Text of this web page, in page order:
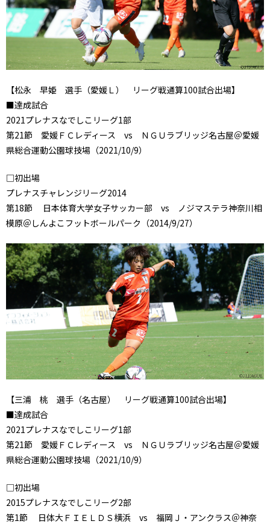
【松永 早姫 選手（愛媛Ｌ） リーグ戦通算100試合出場】
■達成試合
2021プレナスなでしこリーグ1部
第21節 愛媛ＦＣレディース vs ＮＧＵラブリッジ名古屋＠愛媛
県総合運動公園球技場（2021/10/9）
□初出場
プレナスチャレンジリーグ2014
第18節 日本体育大学女子サッカー部 vs ノジマステラ神奈川相
模原＠しんよこフットボールパーク（2014/9/27）
【三浦 桃 選手（名古屋） リーグ戦通算100試合出場】
■達成試合
2021プレナスなでしこリーグ1部
第21節 愛媛ＦＣレディース vs ＮＧＵラブリッジ名古屋＠愛媛
県総合運動公園球技場（2021/10/9）
□初出場
2015プレナスなでしこリーグ2部
第1節 日体大ＦＩＥＬＤＳ横浜 vs 福岡Ｊ・アンクラス＠神奈